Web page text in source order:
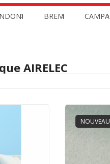
BREM CAMPA
AIRELEC
NOUVEAU